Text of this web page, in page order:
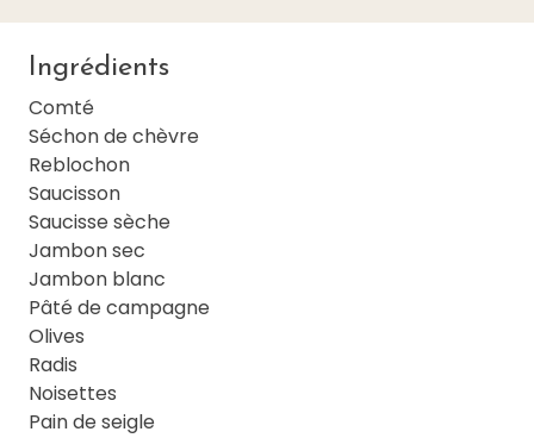
Ingrédients
Comté
Séchon de chèvre
Reblochon
Saucisson
Saucisse sèche
Jambon sec
Jambon blanc
Pâté de campagne
Olives
Radis
Noisettes
Pain de seigle